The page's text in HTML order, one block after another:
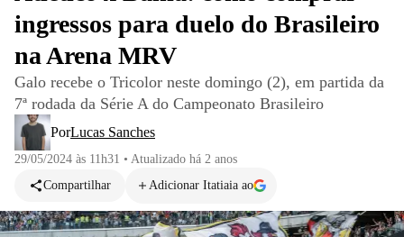
ingressos para duelo do Brasileiro
na Arena MRV
Galo recebe o Tricolor neste domingo (2), em partida da
7ª rodada da Série A do Campeonato Brasileiro
PorLucas Sanches
29/05/2024 às 11h31 • Atualizado há 2 anos
Compartilhar
Adicionar Itatiaia ao